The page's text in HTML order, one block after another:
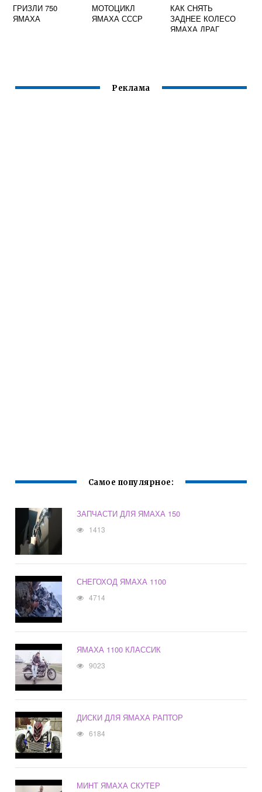
ГРИЗЛИ 750
ЯМАХА
МОТОЦИКЛ
ЯМАХА СССР
КАК СНЯТЬ
ЗАДНЕЕ КОЛЕСО
ЯМАХА ДРАГ
Реклама
Самое популярное:
ЗАПЧАСТИ ДЛЯ ЯМАХА 150
1413
СНЕГОХОД ЯМАХА 1100
4714
ЯМАХА 1100 КЛАССИК
9023
ДИСКИ ДЛЯ ЯМАХА РАПТОР
6184
МИНТ ЯМАХА СКУТЕР